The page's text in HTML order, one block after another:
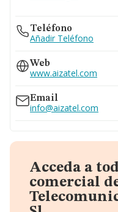
Teléfono
Añadir Teléfono
Web
www.aizatel.com
Email
info@aizatel.com
Acceda a
comercial